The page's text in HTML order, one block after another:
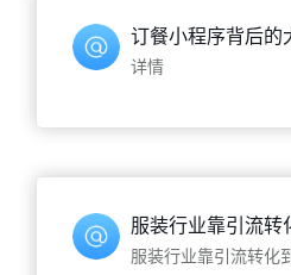
详情